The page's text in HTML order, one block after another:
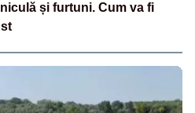
și furtuni. Cum va fi